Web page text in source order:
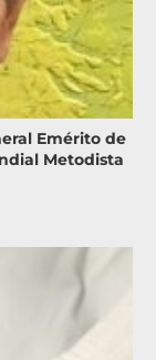
Emérito de
Metodista